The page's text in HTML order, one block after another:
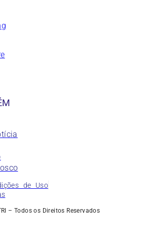
de Uso
– Todos os Direitos Reservados